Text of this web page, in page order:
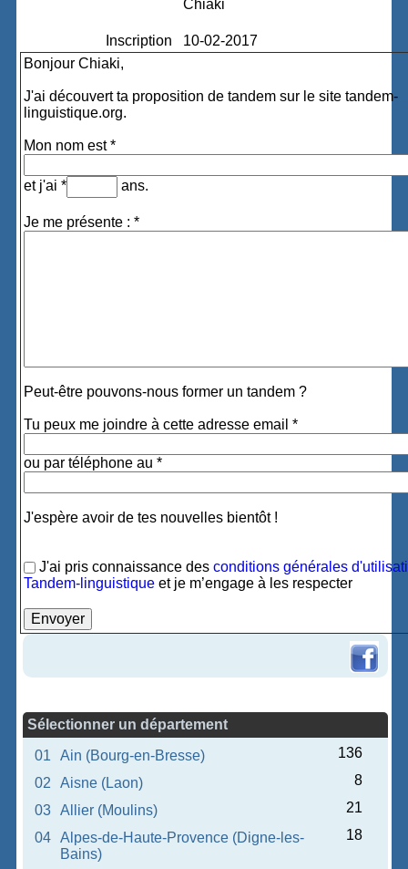
Chiaki
Inscription
10-02-2017
Bonjour Chiaki,
J'ai découvert ta proposition de tandem sur le site tandem-
linguistique.org.
Mon nom est *
et j'ai * ans.
Je me présente : *
Peut-être pouvons-nous former un tandem ?
Tu peux me joindre à cette adresse email *
ou par téléphone au *
J'espère avoir de tes nouvelles bientôt !
J'ai pris connaissance desconditions générales
Tandem-linguistique et je m’engage à les respecter
Sélectionner un département
01
Ain (Bourg-en-Bresse)
136
02
Aisne (Laon)
8
03
Allier (Moulins)
21
04
Alpes-de-Haute-Provence (Digne-les-
Bains)
18